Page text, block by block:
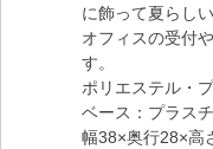
に飾って夏らし
オフィスの受付
す。
ポリエステル・
ベース：プラス
幅38×奥行28×高